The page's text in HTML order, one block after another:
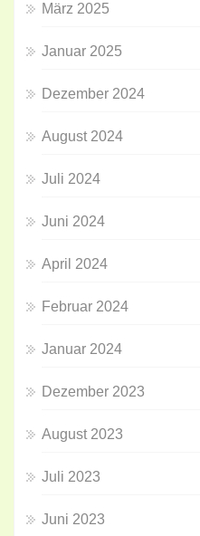
März 2025
Januar 2025
Dezember 2024
August 2024
Juli 2024
Juni 2024
April 2024
Februar 2024
Januar 2024
Dezember 2023
August 2023
Juli 2023
Juni 2023